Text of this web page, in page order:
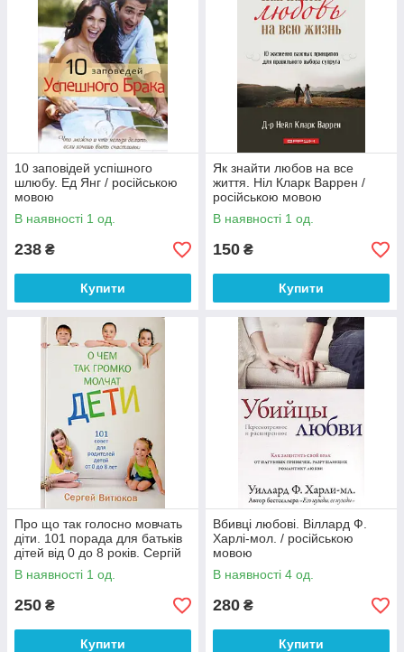
10 заповідей успішного
шлюбу. Ед Янг / російською
мовою
В наявності 1 од.
238 ₴
Купити
Як знайти любов на все
життя. Ніл Кларк Варрен /
російською мовою
В наявності 1 од.
150 ₴
Купити
Про що так голосно мовчать
діти. 101 порада для батьків
дітей від 0 до 8 років. Сергій
Витюков
В наявності 1 од.
250 ₴
Купити
Вбивці любові. Віллард Ф.
Харлі-мол. / російською
мовою
В наявності 4 од.
280 ₴
Купити